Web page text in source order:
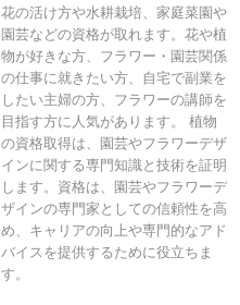
花の活け方や水耕栽培、家庭菜園や
園芸などの資格が取れます。花や植
物が好きな方、フラワー・園芸関係
の仕事に就きたい方、自宅で副業を
したい主婦の方、フラワーの講師を
目指す方に人気があります。 植物
の資格取得は、園芸やフラワーデザ
インに関する専門知識と技術を証明
します。資格は、園芸やフラワーデ
ザインの専門家としての信頼性を高
め、キャリアの向上や専門的なアド
バイスを提供するために役立ちま
す。